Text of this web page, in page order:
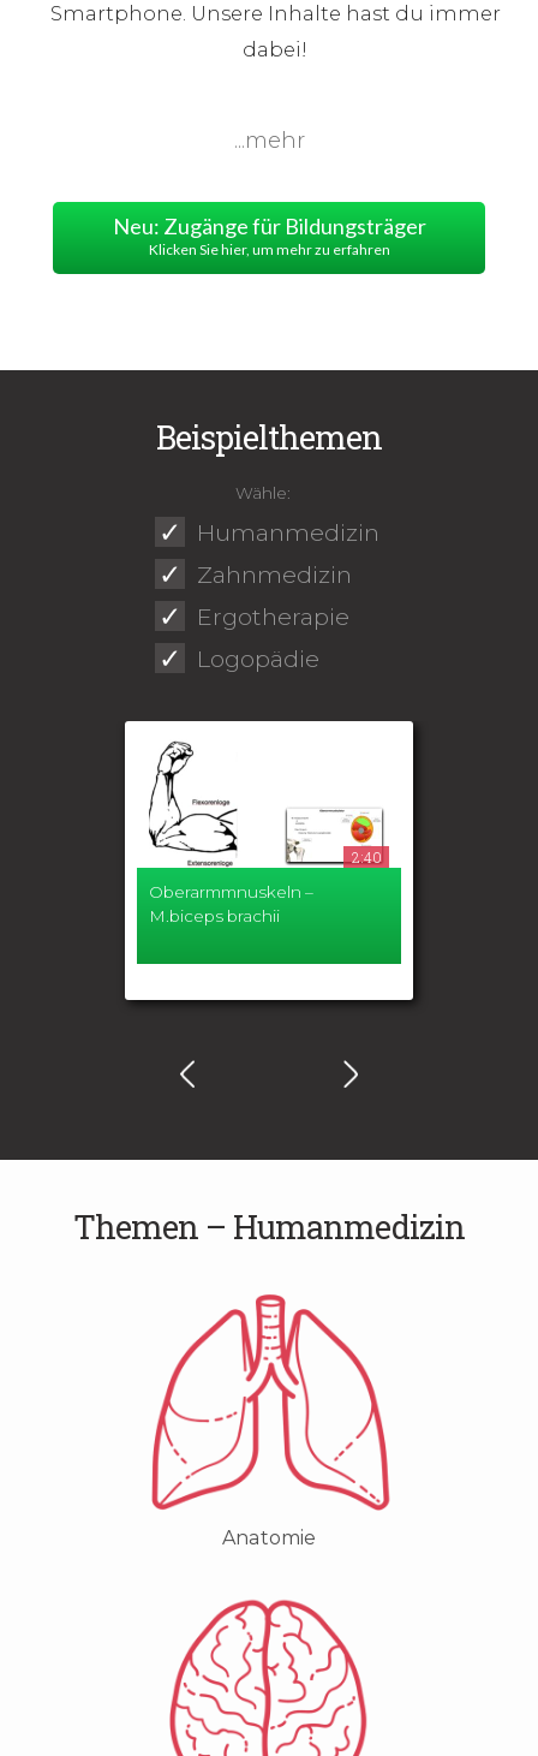
Smartphone. Unsere Inhalte hast du immer
dabei!
...mehr
Neu: Zugänge für Bildungsträger
Klicken Sie hier, um mehr zu erfahren
Beispielthemen
Wähle:
✓ Humanmedizin
✓ Zahnmedizin
✓ Ergotherapie
✓ Logopädie
2:40
Oberarmmnuskeln –
M.biceps brachii
Themen – Humanmedizin
Anatomie